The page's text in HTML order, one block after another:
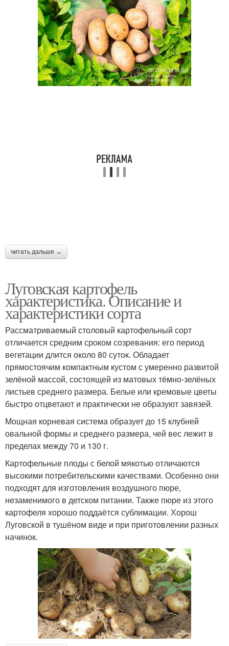
читать дальше →
Луговская картофель
характеристика. Описание и
характеристики сорта
Рассматриваемый столовый картофельный сорт
отличается средним сроком созревания: его период
вегетации длится около 80 суток. Обладает
прямостоячим компактным кустом с умеренно развитой
зелёной массой, состоящей из матовых тёмно-зелёных
листьев среднего размера. Белые или кремовые цветы
быстро отцветают и практически не образуют завязей.
Мощная корневая система образует до 15 клубней
овальной формы и среднего размера, чей вес лежит в
пределах между 70 и 130 г.
Картофельные плоды с белой мякотью отличаются
высокими потребительскими качествами. Особенно они
подходят для изготовления воздушного пюре,
незаменимого в детском питании. Также пюре из этого
картофеля хорошо поддаётся сублимации. Хорош
Луговской в тушёном виде и при приготовлении разных
начинок.